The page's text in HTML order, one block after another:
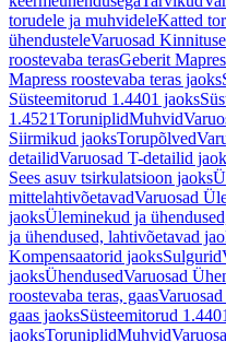
torudele ja muhvideleKatted
ühendusteleVaruosad
roostevaba terasGeberit
Mapress roostevaba teras jaoks
Süsteemitorud 1.4401 jaoks
1.4521ToruniplidMuhvid
Siirmikud jaoksTorupõlved
detailidVaruosad T-detailid
Sees asuv tsirkulatsioon jaoks
mittelahtivõetavadVaruosad
jaoksÜleminekud ja
ja ühendused, lahtivõetavad
Kompensaatorid jaoksSulgurid
jaoksÜhendusedVaruosad
roostevaba teras, gaas
gaas jaoksSüsteemitorud 1.4401
jaoksToruniplidMuhvid